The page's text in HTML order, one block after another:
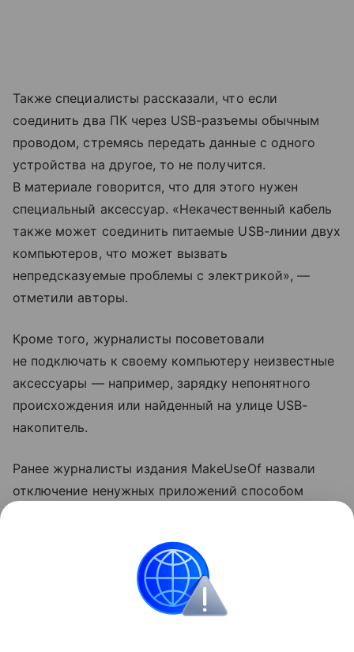
Также специалисты рассказали, что если
соединить два ПК через USB-разъемы обычным
проводом, стремясь передать данные с одного
устройства на другое, то не получится.
В материале говорится, что для этого нужен
специальный аксессуар. «Некачественный кабель
также может соединить питаемые USB-линии двух
компьютеров, что может вызвать
непредсказуемые проблемы с электрикой», —
отметили авторы.
Кроме того, журналисты посоветовали
не подключать к своему компьютеру неизвестные
аксессуары — например, зарядку непонятного
происхождения или найденный на улице USB-
накопитель.
Ранее журналисты издания MakeUseOf назвали
отключение ненужных приложений способом
«Рекомендации и предложения».